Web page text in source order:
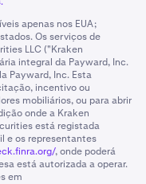
apenas nos EUA;
Os serviços de
LLC ("Kraken
integral da Payward, Inc.
Payward, Inc. Esta
incentivo ou
mobiliários, ou para abrir
onde a Kraken
está registada
e os representantes
, onde poderá
está autorizada a operar.
em